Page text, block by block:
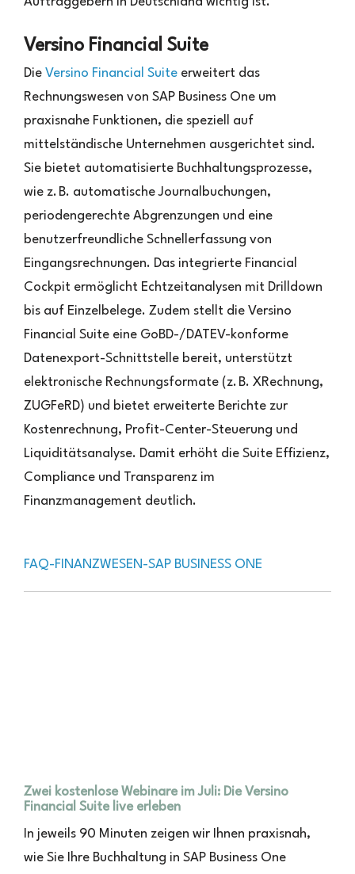
Versino Financial Suite
Die Versino Financial Suite erweitert das
Rechnungswesen von SAP Business One um
praxisnahe Funktionen, die speziell auf
mittelständische Unternehmen ausgerichtet sind.
Sie bietet automatisierte Buchhaltungsprozesse,
wie z. B. automatische Journalbuchungen,
periodengerechte Abgrenzungen und eine
benutzerfreundliche Schnellerfassung von
Eingangsrechnungen. Das integrierte Financial
Cockpit ermöglicht Echtzeitanalysen mit Drilldown
bis auf Einzelbelege. Zudem stellt die Versino
Financial Suite eine GoBD-/DATEV-konforme
Datenexport-Schnittstelle bereit, unterstützt
elektronische Rechnungsformate (z. B. XRechnung,
ZUGFeRD) und bietet erweiterte Berichte zur
Kostenrechnung, Profit-Center-Steuerung und
Liquiditätsanalyse. Damit erhöht die Suite Effizienz,
Compliance und Transparenz im
Finanzmanagement deutlich.
FAQ-FINANZWESEN-SAP BUSINESS ONE
Zwei kostenlose Webinare im Juli: Die Versino
Financial Suite live erleben
In jeweils 90 Minuten zeigen wir Ihnen praxisnah,
wie Sie Ihre Buchhaltung in SAP Business One